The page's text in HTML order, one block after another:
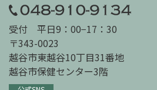
受付 平日9：00−17：30
〒343-0023
越谷市東越谷10丁目31番地
越谷市保健センター3階